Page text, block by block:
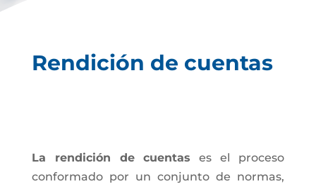
Rendición de cuentas
La rendición de cuentas es el proceso
conformado por un conjunto de normas,